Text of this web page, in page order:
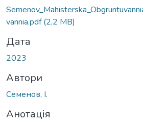
vannia.pdf(2,2 MB)
Дата
2023
Автори
Семенов, І.
Анотація